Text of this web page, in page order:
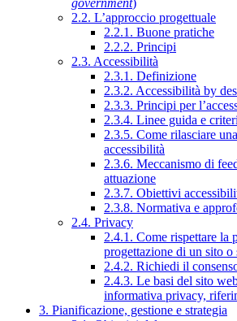
2.2. L’approccio progettuale
2.2.1. Buone pratiche
2.2.2. Principi
2.3. Accessibilità
2.3.1. Definizione
2.3.2. Accessibilità by
2.3.3. Principi per
2.3.4. Linee guida e
2.3.5. Come rilasciare
accessibilità
2.3.6. Meccanismo di
attuazione
2.3.7. Obiettivi
2.3.8. Normativa e
2.4. Privacy
2.4.1. Come rispettare la
progettazione di un sito
2.4.2. Richiedi il
2.4.3. Le basi del sito
informativa privacy,
3. Pianificazione, gestione e strategia